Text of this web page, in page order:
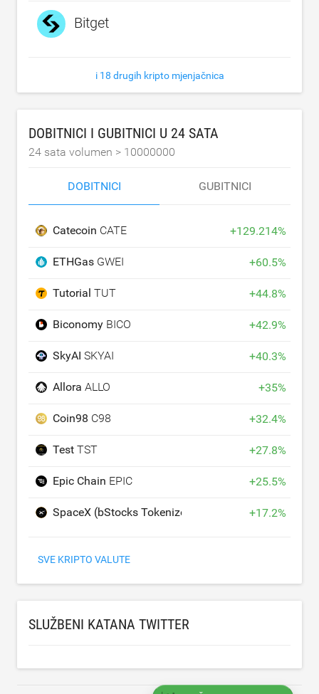
Bitget
i 18 drugih kripto mjenjačnica
DOBITNICI I GUBITNICI U 24 SATA
24 sata volumen > 10000000
DOBITNICI GUBITNICI
Catecoin CATE +129.214%
ETHGas GWEI +60.5%
Tutorial TUT +44.8%
Biconomy BICO +42.9%
SkyAI SKYAI +40.3%
Allora ALLO +35%
Coin98 C98 +32.4%
Test TST +27.8%
Epic Chain EPIC +25.5%
SpaceX (bStocks Tokenized Stock) SPCXB
+17.2%
SVE KRIPTO VALUTE
SLUŽBENI KATANA TWITTER